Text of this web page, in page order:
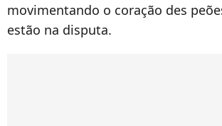
movimentando o coração des
estão na disputa.